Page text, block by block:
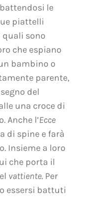
le
piattelli
quali sono
che espiano
bambino o
parente,
del
una croce di
Anche l’Ecce
di spine e farà
Insieme a loro
che porta il
vattiente. Per
essersi battuti